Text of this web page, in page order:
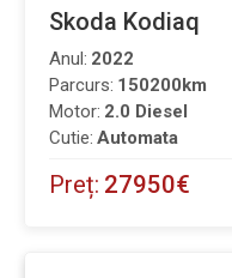
Skoda Kodiaq
Parcurs: 150200km
Anul: 2022
Motor: 2.0 Diesel
Cutie: Automata
Preț: 27950€